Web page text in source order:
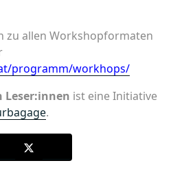
zu allen Workshopformaten
programm/workhops/
Leser:innen ist eine Initiative
.